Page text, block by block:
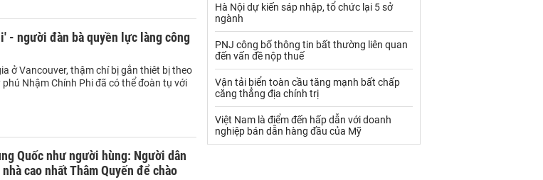
- người đàn bà quyền lực làng công
ở Vancouver, thậm chí bị gắn thiêt bị theo
Nhậm Chính Phi đã có thể đoàn tụ với
Quốc như người hùng: Người dân
cao nhất Thâm Quyến để chào
Than Thức ăn chăn nuôi
Thủy hải sản khác Tôm
Vàng
VLXD khác
Xi măng - Clynker
Hà Nội dự kiến sáp nhập, tổ chức lại 5 sở
ngành
PNJ công bố thông tin bất thường liên quan
đến vấn đề nộp thuế
Vận tải biển toàn cầu tăng mạnh bất chấp
căng thẳng địa chính trị
Việt Nam là điểm đến hấp dẫn với doanh
nghiệp bán dẫn hàng đầu của Mỹ